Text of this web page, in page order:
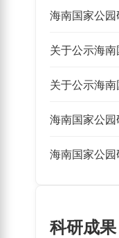
科研成果